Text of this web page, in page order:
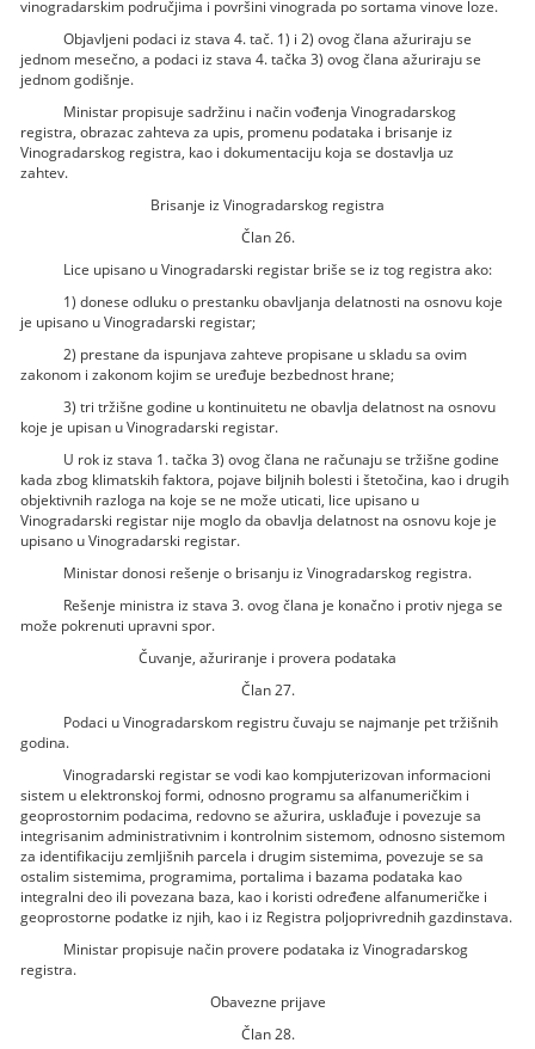
vinogradarskim područjima i površini vinograda po sortama vinove loze.
Objavljeni podaci iz stava 4. tač. 1) i 2) ovog člana ažuriraju se
jednom mesečno, a podaci iz stava 4. tačka 3) ovog člana ažuriraju se
jednom godišnje.
Ministar propisuje sadržinu i način vođenja Vinogradarskog
registra, obrazac zahteva za upis, promenu podataka i brisanje iz
Vinogradarskog registra, kao i dokumentaciju koja se dostavlja uz
zahtev.
Brisanje iz Vinogradarskog registra
Član 26.
Lice upisano u Vinogradarski registar briše se iz tog registra ako:
1) donese odluku o prestanku obavljanja delatnosti na osnovu koje
je upisano u Vinogradarski registar;
2) prestane da ispunjava zahteve propisane u skladu sa ovim
zakonom i zakonom kojim se uređuje bezbednost hrane;
3) tri tržišne godine u kontinuitetu ne obavlja delatnost na osnovu
koje je upisan u Vinogradarski registar.
U rok iz stava 1. tačka 3) ovog člana ne računaju se tržišne godine
kada zbog klimatskih faktora, pojave biljnih bolesti i štetočina, kao i drugih
objektivnih razloga na koje se ne može uticati, lice upisano u
Vinogradarski registar nije moglo da obavlja delatnost na osnovu koje je
upisano u Vinogradarski registar.
Ministar donosi rešenje o brisanju iz Vinogradarskog registra.
Rešenje ministra iz stava 3. ovog člana je konačno i protiv njega se
može pokrenuti upravni spor.
Čuvanje, ažuriranje i provera podataka
Član 27.
Podaci u Vinogradarskom registru čuvaju se najmanje pet tržišnih
godina.
Vinogradarski registar se vodi kao kompjuterizovan informacioni
sistem u elektronskoj formi, odnosno programu sa alfanumeričkim i
geoprostornim podacima, redovno se ažurira, usklađuje i povezuje sa
integrisanim administrativnim i kontrolnim sistemom, odnosno sistemom
za identifikaciju zemljišnih parcela i drugim sistemima, povezuje se sa
ostalim sistemima, programima, portalima i bazama podataka kao
integralni deo ili povezana baza, kao i koristi određene alfanumeričke i
geoprostorne podatke iz njih, kao i iz Registra poljoprivrednih gazdinstava.
Ministar propisuje način provere podataka iz Vinogradarskog
registra.
Obavezne prijave
Član 28.